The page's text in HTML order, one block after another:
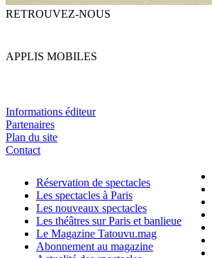
RETROUVEZ-NOUS
APPLIS MOBILES
Informations éditeur
Partenaires
Plan du site
Contact
Réservation de spectacles
Les spectacles à Paris
Les nouveaux spectacles
Les théâtres sur Paris et banlieue
Le Magazine Tatouvu.mag
Abonnement au magazine